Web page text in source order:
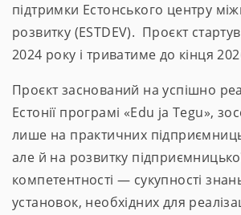
підтримки Естонського центру
розвитку (ESTDEV). Проєкт
2024 року і триватиме до кінця
Проєкт заснований на успішно
Естонії програмі «Edu ja Tegu»,
лише на практичних
але й на розвитку
компетентності — сукупності
установок, необхідних для